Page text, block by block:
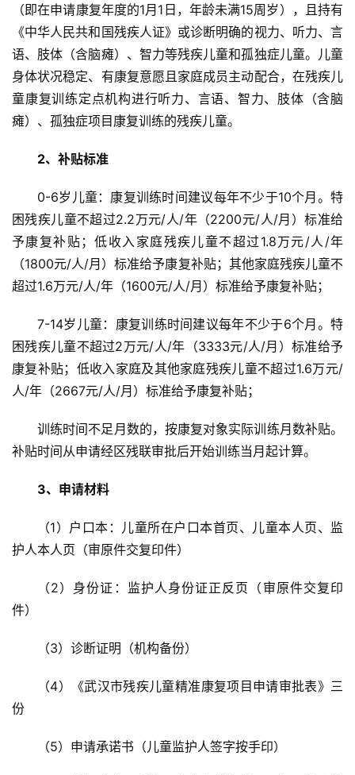
（即在申请康复年度的1月1日，年龄未满15周岁），且持有
《中华人民共和国残疾人证》或诊断明确的视力、听力、言
语、肢体（含脑瘫）、智力等残疾儿童和孤独症儿童。儿童
身体状况稳定、有康复意愿且家庭成员主动配合，在残疾儿
童康复训练定点机构进行听力、言语、智力、肢体（含脑
瘫）、孤独症项目康复训练的残疾儿童。
2、补贴标准
0-6岁儿童：康复训练时间建议每年不少于10个月。特
困残疾儿童不超过2.2万元/人/年（2200元/人/月）标准给
予康复补贴；低收入家庭残疾儿童不超过1.8万元/人/年
（1800元/人/月）标准给予康复补贴；其他家庭残疾儿童不
超过1.6万元/人/年（1600元/人/月）标准给予康复补贴；
7-14岁儿童：康复训练时间建议每年不少于6个月。特
困残疾儿童不超过2万元/人/年（3333元/人/月）标准给予
康复补贴；低收入家庭及其他家庭残疾儿童不超过1.6万元/
人/年（2667元/人/月）标准给予康复补贴；
训练时间不足月数的，按康复对象实际训练月数补贴。
补贴时间从申请经区残联审批后开始训练当月起计算。
3、申请材料
（1）户口本：儿童所在户口本首页、儿童本人页、监
护人本人页（审原件交复印件）
（2）身份证：监护人身份证正反页（审原件交复印
件）
（3）诊断证明（机构备份）
（4）《武汉市残疾儿童精准康复项目申请审批表》三
份
（5）申请承诺书（儿童监护人签字按手印）